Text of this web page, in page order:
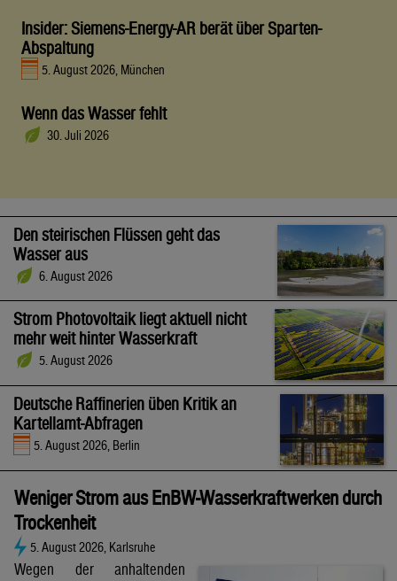
Insider: Siemens-Energy-AR berät über Sparten-
Abspaltung
5. August 2026, München
Wenn das Wasser fehlt
30. Juli 2026
Den steirischen Flüssen geht das
Wasser aus
6. August 2026
Strom Photovoltaik liegt aktuell nicht
mehr weit hinter Wasserkraft
5. August 2026
Deutsche Raffinerien üben Kritik an
Kartellamt-Abfragen
5. August 2026, Berlin
Weniger Strom aus EnBW-Wasserkraftwerken durch
Trockenheit
5. August 2026, Karlsruhe
Wegen der anhaltenden